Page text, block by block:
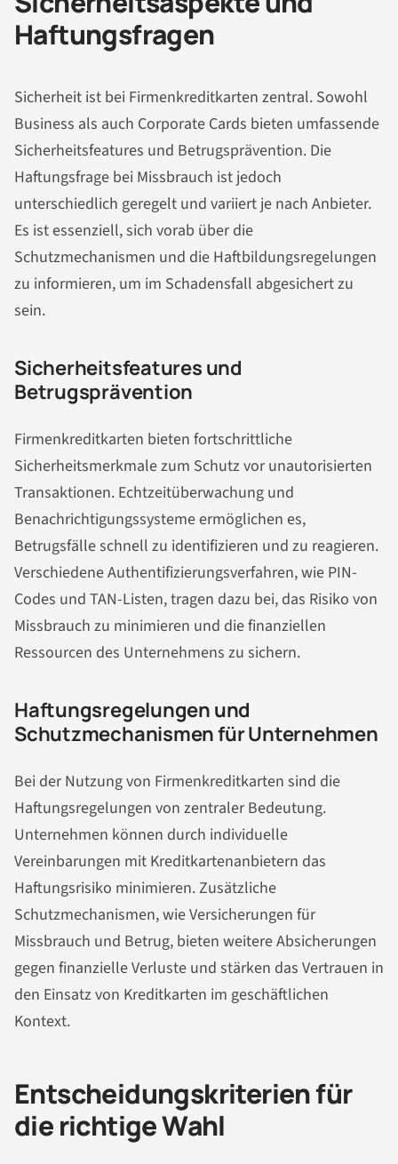
Haftungsfragen
Sicherheit ist bei Firmenkreditkarten zentral. Sowohl
Business als auch Corporate Cards bieten umfassende
Sicherheitsfeatures und Betrugsprävention. Die
Haftungsfrage bei Missbrauch ist jedoch
unterschiedlich geregelt und variiert je nach Anbieter.
Es ist essenziell, sich vorab über die
Schutzmechanismen und die Haftbildungsregelungen
zu informieren, um im Schadensfall abgesichert zu
sein.
Sicherheitsfeatures und
Betrugsprävention
Firmenkreditkarten bieten fortschrittliche
Sicherheitsmerkmale zum Schutz vor unautorisierten
Transaktionen. Echtzeitüberwachung und
Benachrichtigungssysteme ermöglichen es,
Betrugsfälle schnell zu identifizieren und zu reagieren.
Verschiedene Authentifizierungsverfahren, wie PIN-
Codes und TAN-Listen, tragen dazu bei, das Risiko von
Missbrauch zu minimieren und die finanziellen
Ressourcen des Unternehmens zu sichern.
Haftungsregelungen und
Schutzmechanismen für Unternehmen
Bei der Nutzung von Firmenkreditkarten sind die
Haftungsregelungen von zentraler Bedeutung.
Unternehmen können durch individuelle
Vereinbarungen mit Kreditkartenanbietern das
Haftungsrisiko minimieren. Zusätzliche
Schutzmechanismen, wie Versicherungen für
Missbrauch und Betrug, bieten weitere Absicherungen
gegen finanzielle Verluste und stärken das Vertrauen in
den Einsatz von Kreditkarten im geschäftlichen
Kontext.
Entscheidungskriterien für
die richtige Wahl